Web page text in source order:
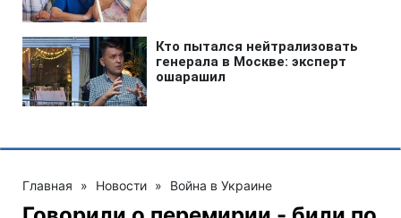
Главная » Новости » Война в Украине